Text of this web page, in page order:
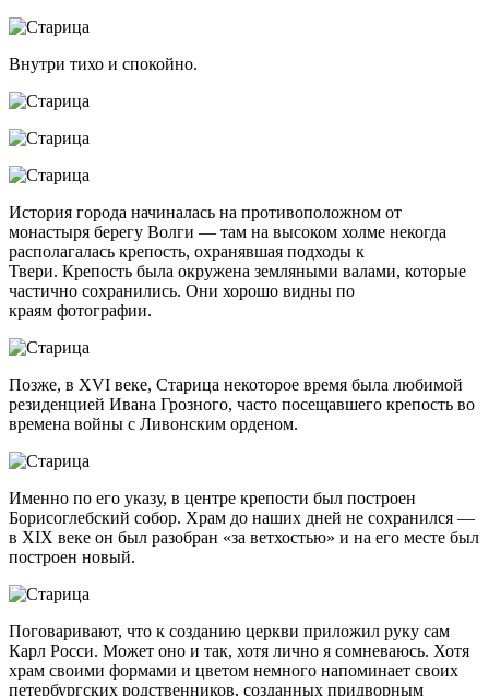
Внутри тихо и спокойно.
История города начиналась на противоположном от
монастыря берегу Волги — там на высоком холме некогда
располагалась крепость, охранявшая подходы к
Твери. Крепость была окружена земляными валами, которые
частично сохранились. Они хорошо видны по
краям фотографии.
Позже, в XVI веке, Старица некоторое время была любимой
резиденцией Ивана Грозного, часто посещавшего крепость во
времена войны с Ливонским орденом.
Именно по его указу, в центре крепости был построен
Борисоглебский собор. Храм до наших дней не сохранился —
в XIX веке он был разобран «за ветхостью» и на его месте был
построен новый.
Поговаривают, что к созданию церкви приложил руку сам
Карл Росси. Может оно и так, хотя лично я сомневаюсь. Хотя
храм своими формами и цветом немного напоминает своих
петербургских родственников, созданных придворным